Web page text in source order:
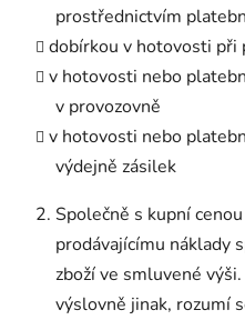
prostřednictvím
dobírkou v hotovosti při
v hotovosti nebo
v provozovně
v hotovosti nebo
výdejně zásilek
Společně s kupní
prodávajícímu náklady
zboží ve smluvené
výslovně jinak, rozumí